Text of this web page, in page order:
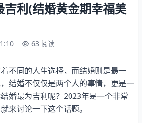
利(结婚黄金期幸福美
63 阅读
不同的人生选择，而结婚则是最一
结婚不仅仅是两个人的事情，更是一
婚最为吉利呢？2023年是一个非常
来讨论一下这个话题。